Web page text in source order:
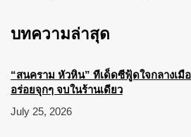
บทความล่าสุด
“สนคราม หัวหิน” ทีเด็ดซีฟู้ดใจกลางเ
อร่อยจุกๆ จบในร้านเดียว
July 25, 2026